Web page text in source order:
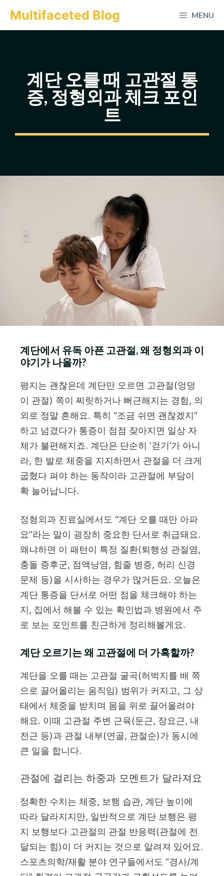
Multifaceted Blog MENU
계단 오를 때 고관절 통
증, 정형외과 체크 포인
트
계단에서 유독 아픈 고관절, 왜 정형외과 이
야기가 나올까?
평지는 괜찮은데 계단만 오르면 고관절(엉덩
이 관절) 쪽이 찌릿하거나 뻐근해지는 경험, 의
외로 정말 흔해요. 특히 “조금 쉬면 괜찮겠지”
하고 넘겼다가 통증이 점점 잦아지면 일상 자
체가 불편해지죠. 계단은 단순히 ‘걷기’가 아니
라, 한 발로 체중을 지지하면서 관절을 더 크게
굽혔다 펴야 하는 동작이라 고관절에 부담이
확 늘어납니다.
정형외과 진료실에서도 “계단 오를 때만 아파
요”라는 말이 굉장히 중요한 단서로 취급돼요.
왜냐하면 이 패턴이 특정 질환(퇴행성 관절염,
충돌 증후군, 점액낭염, 힘줄 병증, 허리 신경
문제 등)을 시사하는 경우가 많거든요. 오늘은
계단 통증을 단서로 어떤 점을 체크해야 하는
지, 집에서 해볼 수 있는 확인법과 병원에서 주
로 보는 포인트를 친근하게 정리해볼게요.
계단 오르기는 왜 고관절에 더 가혹할까?
계단을 오를 때는 고관절 굴곡(허벅지를 배 쪽
으로 끌어올리는 움직임) 범위가 커지고, 그 상
태에서 체중을 받치며 몸을 위로 끌어올려야
해요. 이때 고관절 주변 근육(둔근, 장요근, 내
전근 등)과 관절 내부(연골, 관절순)가 동시에
큰 일을 합니다.
관절에 걸리는 하중과 모멘트가 달라져요
정확한 수치는 체중, 보행 습관, 계단 높이에
따라 달라지지만, 일반적으로 계단 보행은 평
지 보행보다 고관절의 관절 반응력(관절에 전
달되는 힘)이 더 커지는 것으로 알려져 있어요.
스포츠의학/재활 분야 연구들에서도 “경사/계